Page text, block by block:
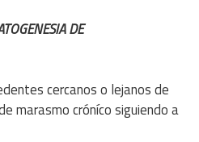
DE
cercanos o lejanos de
marasmo cróníco siguiendo a